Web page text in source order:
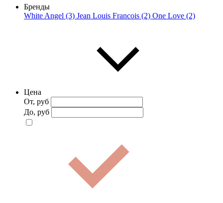
Бренды
White Angel (3) Jean Louis Francois (2) One Love (2)
Цена
От, руб
До, руб